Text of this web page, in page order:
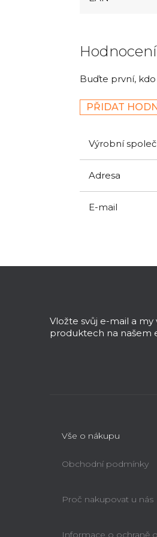
Buďte první,
PŘIDAT
Výrobní
Adresa
E-mail
Vložte svůj e-mail a
produktech na našem
Vše o nákupu
Obchodní podmínky
Proč nakupovat u nás
Informace o ochraně